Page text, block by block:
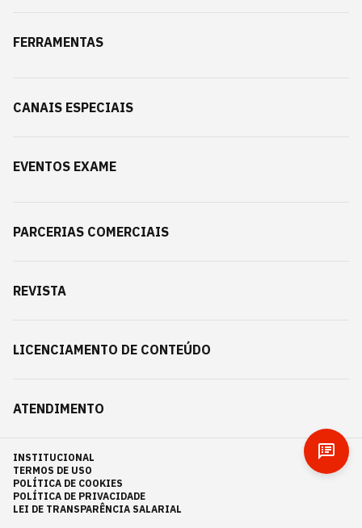
FERRAMENTAS
CANAIS ESPECIAIS
EVENTOS EXAME
PARCERIAS COMERCIAIS
REVISTA
LICENCIAMENTO DE CONTEÚDO
ATENDIMENTO
INSTITUCIONAL
TERMOS DE USO
POLÍTICA DE COOKIES
POLÍTICA DE PRIVACIDADE
LEI DE TRANSPARÊNCIA SALARIAL